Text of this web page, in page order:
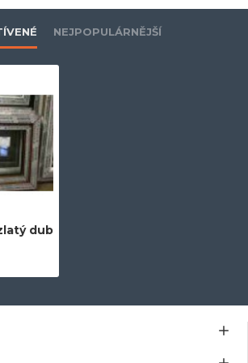
pro optimální odtok vody a pěkný vzhled
dorazová těsnění
konstrukce v nejvyšších
NEJPOPULÁRNĚJŠÍ
dub